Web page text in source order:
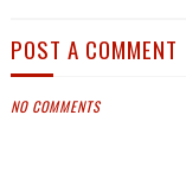
POST A COMMENT
NO COMMENTS